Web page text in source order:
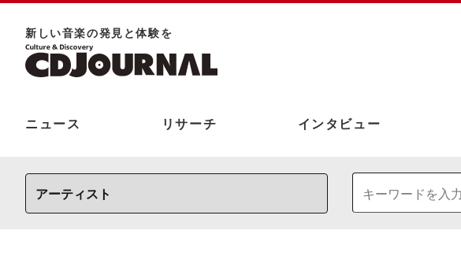
新しい⾳楽の発⾒と体験を
ニュース リサーチ インタビュー